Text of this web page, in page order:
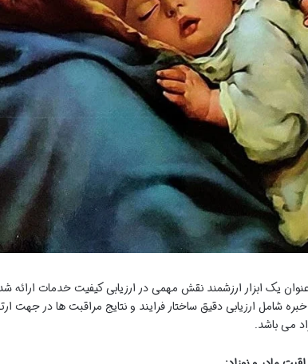
یک ابزار ارزشمند نقش مهمی در ارزیابی کیفیت خدمات ارائه